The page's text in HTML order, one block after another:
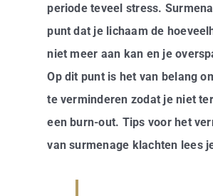
periode teveel stress.
punt dat je lichaam de
niet meer aan kan en je
Op dit punt is het van belang
te verminderen zodat je niet
een burn-out. Tips voor het
van surmenage klachten lees